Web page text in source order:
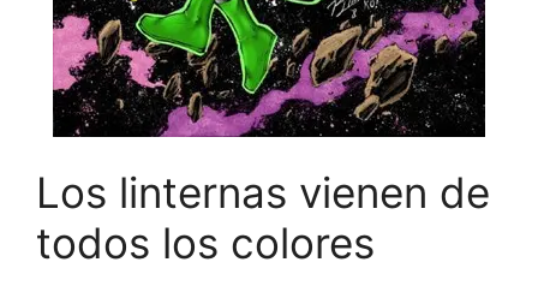
Los linternas vienen de
todos los colores